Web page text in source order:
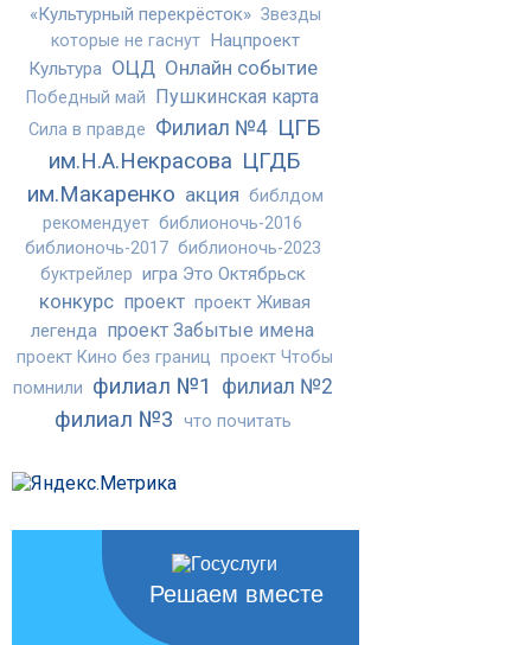
«Культурный перекрёсток» Звезды
которые не гаснут Нацпроект
Культура ОЦД Онлайн событие
Победный май Пушкинская карта
Сила в правде Филиал №4 ЦГБ
им.Н.А.Некрасова ЦГДБ
им.Макаренко акция библдом
рекомендует библионочь-2016
библионочь-2017 библионочь-2023
буктрейлер игра Это Октябрьск
конкурс проект проект Живая
легенда проект Забытые имена
проект Кино без границ проект Чтобы
помнили филиал №1 филиал №2
филиал №3 что почитать
Решаем вместе